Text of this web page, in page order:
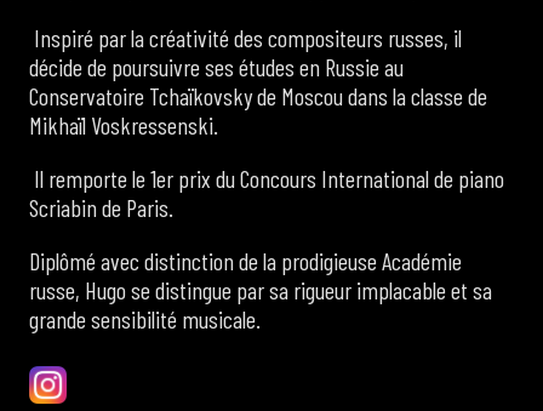
Inspiré par la créativité des compositeurs russes, il
décide de poursuivre ses études en Russie au
Conservatoire Tchaïkovsky de Moscou dans la classe de
Mikhaïl Voskressenski.
Il remporte le 1er prix du Concours International de piano
Scriabin de Paris.
Diplômé avec distinction de la prodigieuse Académie
russe, Hugo se distingue par sa rigueur implacable et sa
grande sensibilité musicale.